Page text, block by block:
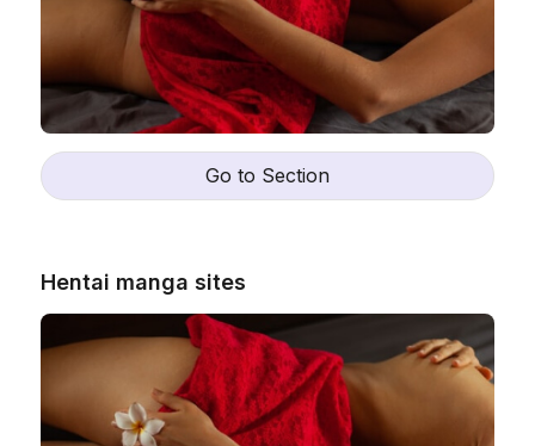
Go to Section
Hentai manga sites